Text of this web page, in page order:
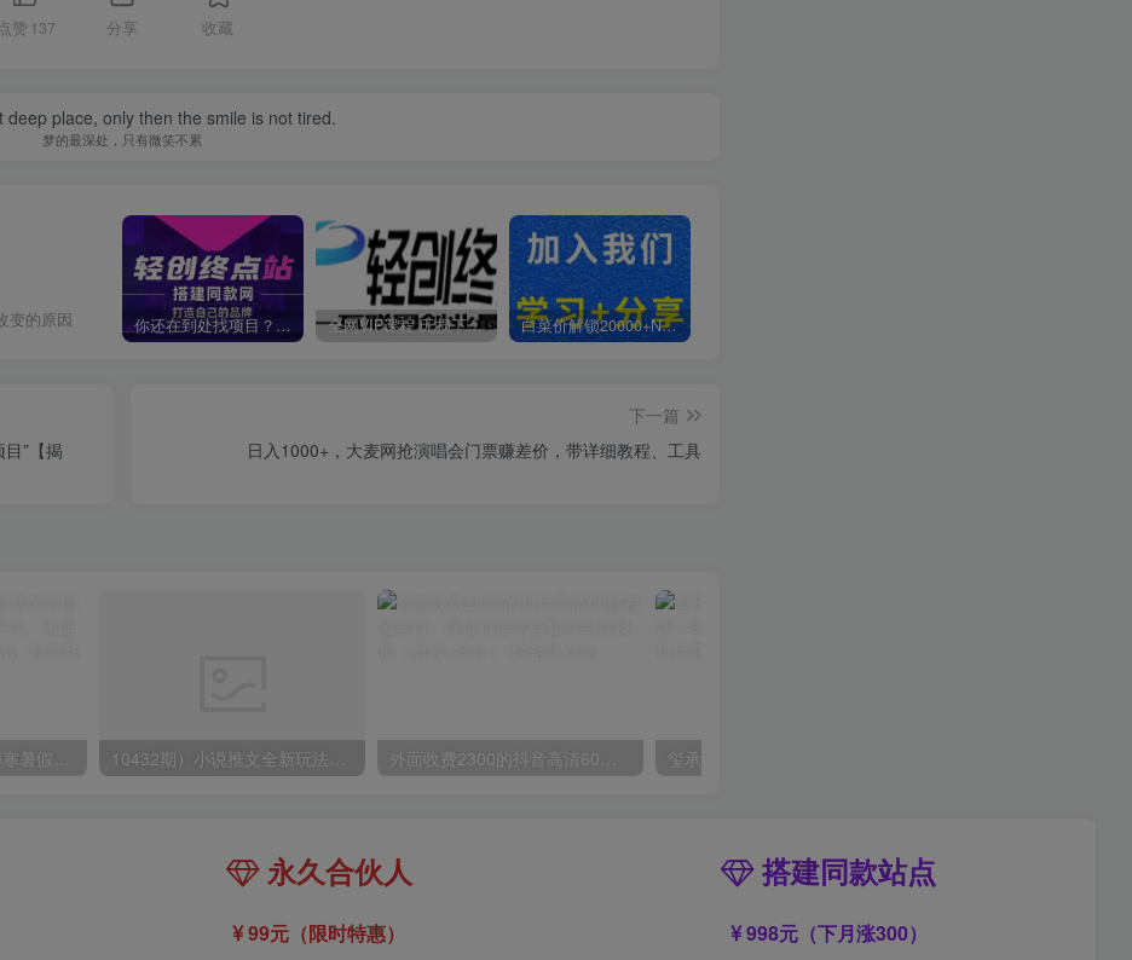
点赞 137 分享 收藏
deep place, only then the smile is not tired.
梦的最深处，只有微笑不累
变的原因 你还在到处找项目？还在当韭菜？我靠卖项目一个月收入5万+，曾经我也是个失败者。 全网VIP课程 无损下载~ 白菜价解锁20000+N个赚钱机会，加入轻创终点站会员，全站资源免费学习。
”【揭
下一篇
日入1000+，大麦网抢演唱会门票赚差价，带详细教程、工具
小红书冷门赛道，教师寒暑假项目，多种连环套的变现方式，还能矩阵操作放大收益【揭秘】 10432期）小说推文全新玩法，5分钟一条原创视频，结合中视频bilibili赚多份收益 外面收费2300的抖音高清60帧视频教程，保证你能学会如何制作视频（教程+插件）
永久合伙人
99元（限时特惠）
搭建同款站点
998元（下月涨300）